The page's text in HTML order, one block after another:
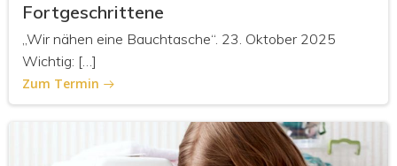
Fortgeschrittene
„Wir nähen eine Bauchtasche“. 23. Oktober 2025
Wichtig: […]
Zum Termin